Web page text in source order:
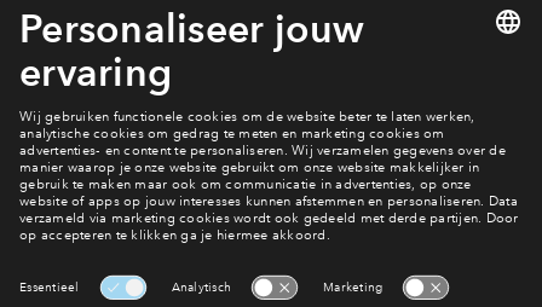
Bekijk de woningen
Bekijk alle woningen
Woningen